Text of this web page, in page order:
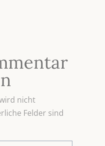
nicht
Felder sind